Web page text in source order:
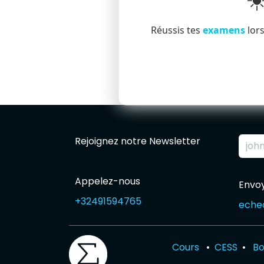
Rejoignez notre Newsletter
Appelez-nous
+32491594765
Cours • CESS •
Réussis tesexamens